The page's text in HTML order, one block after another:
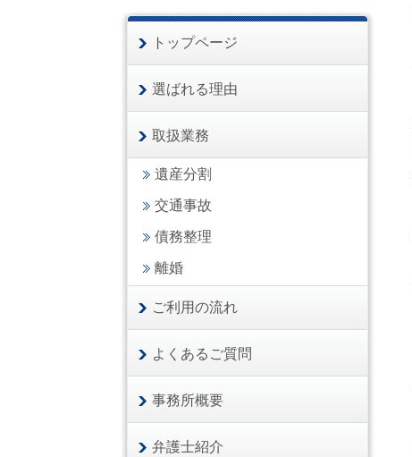
トップページ
選ばれる理由
取扱業務
遺産分割
交通事故
債務整理
離婚
ご利用の流れ
よくあるご質問
事務所概要
弁護士紹介